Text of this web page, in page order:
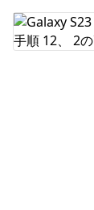
コメント